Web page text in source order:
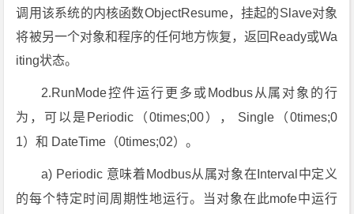
调用该系统的内核函数ObjectResume，挂起的Slave对象
将被另一个对象和程序的任何地方恢复，返回Ready或Wa
iting状态。
2 RunMode控件运行更多或Modbus从属对象的行
为，可以是Periodic（0times;00），
Single（0times;0
1）和 DateTime（0times;02）。
a) Periodic 意味着Modbus从属对象在Interval中定义
的每个特定时间周期性地运行。当对象在此mofe中运行